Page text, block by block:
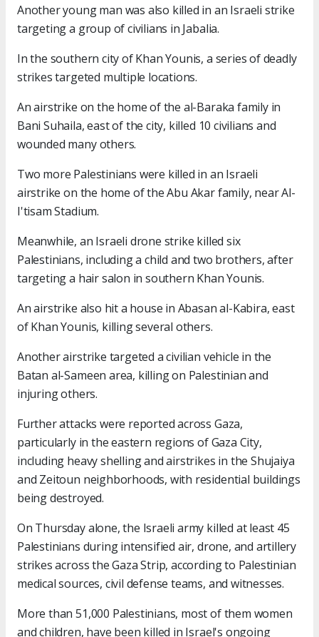
Another young man was also killed in an Israeli strike
targeting a group of civilians in Jabalia.
In the southern city of Khan Younis, a series of deadly
strikes targeted multiple locations.
An airstrike on the home of the al-Baraka family in
Bani Suhaila, east of the city, killed 10 civilians and
wounded many others.
Two more Palestinians were killed in an Israeli
airstrike on the home of the Abu Akar family, near Al-
I'tisam Stadium.
Meanwhile, an Israeli drone strike killed six
Palestinians, including a child and two brothers, after
targeting a hair salon in southern Khan Younis.
An airstrike also hit a house in Abasan al-Kabira, east
of Khan Younis, killing several others.
Another airstrike targeted a civilian vehicle in the
Batan al-Sameen area, killing on Palestinian and
injuring others.
Further attacks were reported across Gaza,
particularly in the eastern regions of Gaza City,
including heavy shelling and airstrikes in the Shujaiya
and Zeitoun neighborhoods, with residential buildings
being destroyed.
On Thursday alone, the Israeli army killed at least 45
Palestinians during intensified air, drone, and artillery
strikes across the Gaza Strip, according to Palestinian
medical sources, civil defense teams, and witnesses.
More than 51,000 Palestinians, most of them women
and children, have been killed in Israel's ongoing